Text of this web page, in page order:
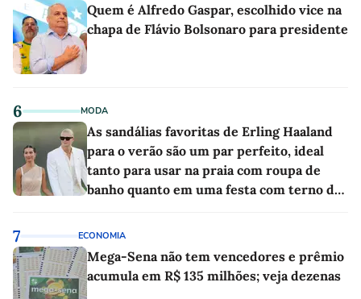
Quem é Alfredo Gaspar, escolhido vice na
chapa de Flávio Bolsonaro para presidente
6 MODA
As sandálias favoritas de Erling Haaland
para o verão são um par perfeito, ideal
tanto para usar na praia com roupa de
banho quanto em uma festa com terno de
7 ECONOMIA
Mega-Sena não tem vencedores e prêmio
acumula em R$ 135 milhões; veja dezenas